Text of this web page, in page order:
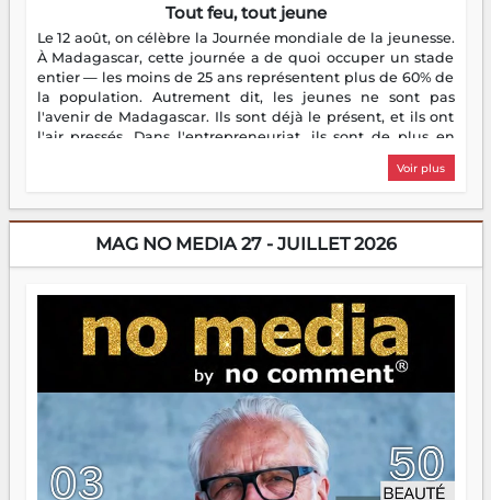
Tout feu, tout jeune
Le 12 août, on célèbre la Journée mondiale de la jeunesse.
À Madagascar, cette journée a de quoi occuper un stade
entier — les moins de 25 ans représentent plus de 60% de
la population. Autrement dit, les jeunes ne sont pas
l'avenir de Madagascar. Ils sont déjà le présent, et ils ont
l'air pressés. Dans l'entrepreneuriat, ils sont de plus en
plus nombreux à se lancer, à créer, à risquer — souvent
sans filet, souvent sans aide, mais toujours avec cette
encore meilleures. Aina Rasamoelina vient de décrocher le
Prix RFI Instrumental Afrique. Miangaly Elia rafle le Prix
jeunes qui tiennent la torche. Alors oui, on pourrait
s'arrêter là, applaudir et rentrer chez soi satisfait. Mais ce
serait passer à côté d'une chose essentielle. La fougue, ça
brûle fort — et parfois, ça brûle vite. Une flamme sans
direction peut éclairer autant qu'elle peut consumer. C'est
là que les aînés entrent en scène — pas pour reprendre le
gouvernail, mais pour montrer où sont les récifs. Les jeunes
ont la force, les vieux ont l'expérience, comme on dit. Ce
n'est pas un combat de générations — c'est une question
d'équipage. Partagez vos réussites, mais aussi vos échecs.
Surtout vos échecs, d'ailleurs — ils enseignent mieux que
Voir plus
MAG NO MEDIA 27 - JUILLET 2026